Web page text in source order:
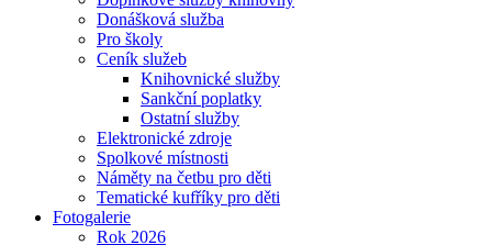
Donášková služba
Pro školy
Ceník služeb
Knihovnické služby
Sankční poplatky
Ostatní služby
Elektronické zdroje
Spolkové místnosti
Náměty na četbu pro děti
Tematické kufříky pro děti
Fotogalerie
Rok 2026